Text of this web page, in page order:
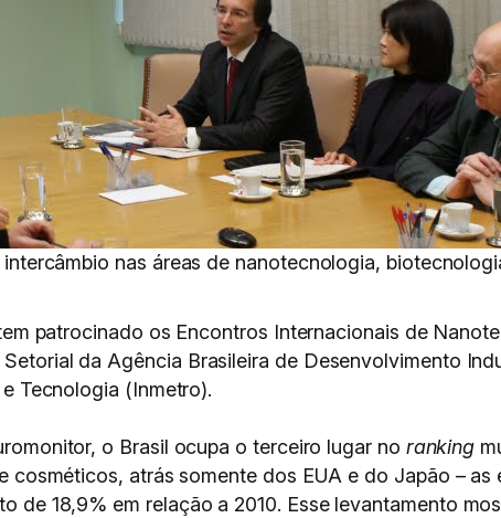
nas áreas de nanotecnologia,
patrocinado os Encontros Internacionais de
da Agência Brasileira de Desenvolvimento
Tecnologia (Inmetro).
o Brasil ocupa o terceiro lugar no ranking
cosméticos, atrás somente dos EUA e do Japão –
de 18,9% em relação a 2010. Esse levantamento